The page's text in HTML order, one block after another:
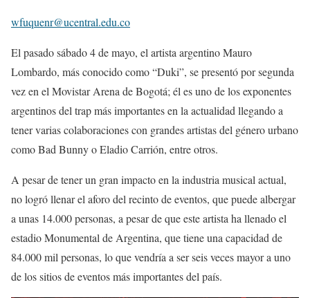
wfuquenr@ucentral.edu.co
El pasado sábado 4 de mayo, el artista argentino Mauro
Lombardo, más conocido como “Duki”, se presentó por segunda
vez en el Movistar Arena de Bogotá; él es uno de los exponentes
argentinos del trap más importantes en la actualidad llegando a
tener varias colaboraciones con grandes artistas del género urbano
como Bad Bunny o Eladio Carrión, entre otros.
A pesar de tener un gran impacto en la industria musical actual,
no logró llenar el aforo del recinto de eventos, que puede albergar
a unas 14.000 personas, a pesar de que este artista ha llenado el
estadio Monumental de Argentina, que tiene una capacidad de
84.000 mil personas, lo que vendría a ser seis veces mayor a uno
de los sitios de eventos más importantes del país.